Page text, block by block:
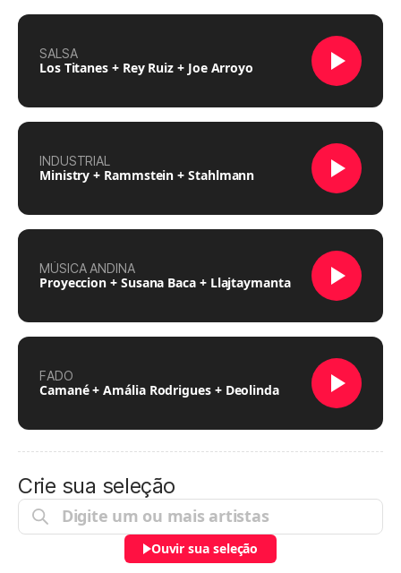
SALSA
Los Titanes + Rey Ruiz + Joe Arroyo
INDUSTRIAL
Ministry + Rammstein + Stahlmann
MÚSICA ANDINA
Proyeccion + Susana Baca + Llajtaymanta
FADO
Camané + Amália Rodrigues + Deolinda
Crie sua seleção
Ouvir sua seleção